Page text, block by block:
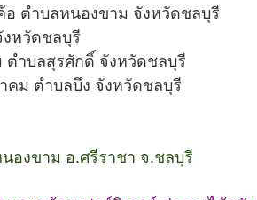
อ ตำบลหนองขาม จังหวัดชลบุรี
หวัดชลบุรี
ตำบลสุรศักดิ์ จังหวัดชลบุรี
คม ตำบลบึง จังหวัดชลบุรี
องขาม อ.ศรีราชา จ.ชลบุรี